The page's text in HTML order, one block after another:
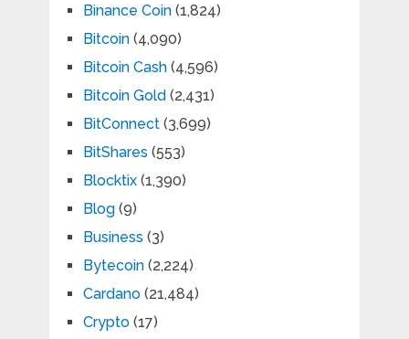
Binance Coin(1,824)
Bitcoin(4,090)
Bitcoin Cash(4,596)
Bitcoin Gold (2,431)
BitConnect(3,699)
BitShares (553)
Blocktix(1,390)
Blog(9)
Business (3)
Bytecoin(2,224)
Cardano(21,484)
Crypto(17)